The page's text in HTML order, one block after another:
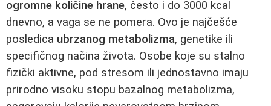
ogromne količine hrane, često i do 3000 kcal
dnevno, a vaga se ne pomera. Ovo je najčešće
posledica ubrzanog metabolizma, genetike ili
specifičnog načina života. Osobe koje su stalno
fizički aktivne, pod stresom ili jednostavno imaju
prirodno visoku stopu bazalnog metabolizma,